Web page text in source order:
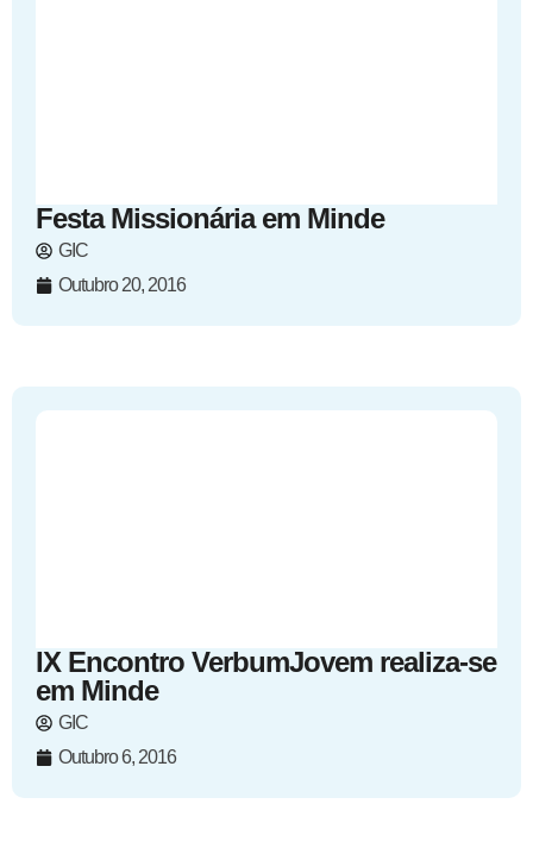
Festa Missionária em Minde
GIC
Outubro 20, 2016
IX Encontro VerbumJovem realiza-se
em Minde
GIC
Outubro 6, 2016